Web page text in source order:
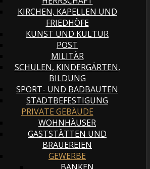
KIRCHEN, KAPELLEN UND
FRIEDHÖFE
KUNST UND KULTUR
POST
MILITÄR
SCHULEN, KINDERGÄRTEN,
BILDUNG
SPORT- UND BADBAUTEN
STADTBEFESTIGUNG
PRIVATE GEBÄUDE
WOHNHÄUSER
GASTSTÄTTEN UND
BRAUEREIEN
GEWERBE